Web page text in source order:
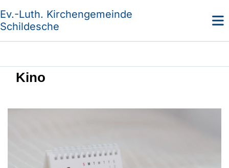
Ev.-Luth. Kirchengemeinde
Schildesche
Kino